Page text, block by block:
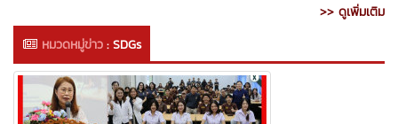
>> ดูเพิ่มเติม
หมวดหมู่ข่าว:SDGs